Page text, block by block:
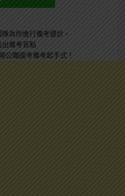
為你進行備考健診，
出備考盲點
公職國考備考起手式！